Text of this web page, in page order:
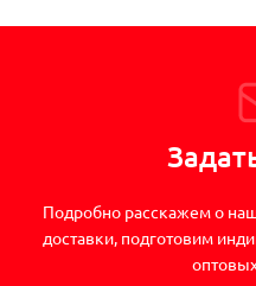
Подробно расскажем о
доставки, подготовим